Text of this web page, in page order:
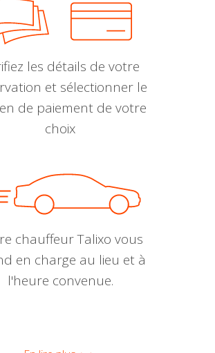
les détails de votre
et sélectionner le
de paiement de votre
choix
chauffeur Talixo vous
en charge au lieu et à
l'heure convenue.